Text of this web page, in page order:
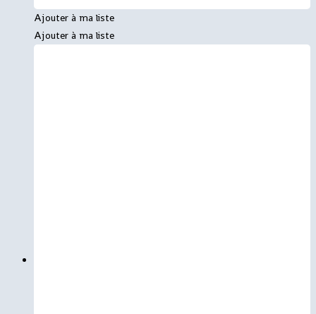
Ajouter à ma liste
Ajouter à ma liste